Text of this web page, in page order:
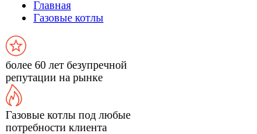
Главная
Газовые котлы
более 60 лет безупречной
репутации на рынке
Газовые котлы под любые
потребности клиента